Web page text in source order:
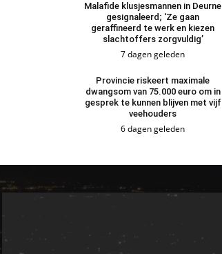
Malafide klusjesmannen in Deurne
gesignaleerd; ‘Ze gaan
geraffineerd te werk en kiezen
slachtoffers zorgvuldig’
7 dagen geleden
Provincie riskeert maximale
dwangsom van 75.000 euro om in
gesprek te kunnen blijven met vijf
veehouders
6 dagen geleden